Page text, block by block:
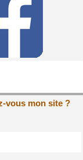
vous mon site ?